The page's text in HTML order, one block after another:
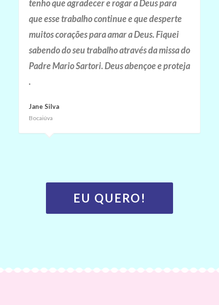
tenho que agradecer e rogar a Deus para
que esse trabalho continue e que desperte
muitos corações para amar a Deus. Fiquei
sabendo do seu trabalho através da missa do
Padre Mario Sartori. Deus abençoe e proteja
.
Jane Silva
Bocaiúva
EU QUERO!